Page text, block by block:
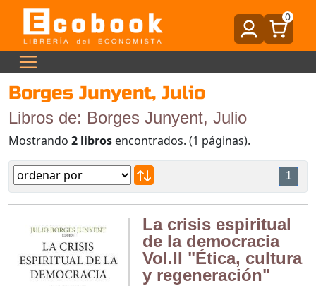
0
Borges Junyent, Julio
Libros de: Borges Junyent, Julio
Mostrando 2 libros encontrados. (1 páginas).
1
La crisis espiritual
de la democracia
Vol.II "Ética, cultura
y regeneración"